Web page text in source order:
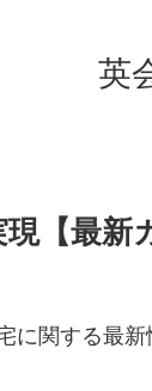
英
【最新
に関する最